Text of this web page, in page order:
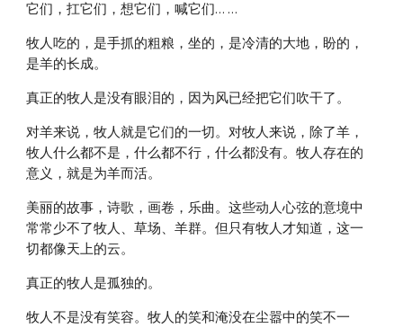
它们，扛它们，想它们，喊它们… …
牧人吃的，是手抓的粗粮，坐的，是冷清的大地，盼的，
是羊的长成。
真正的牧人是没有眼泪的，因为风已经把它们吹干了。
对羊来说，牧人就是它们的一切。对牧人来说，除了羊，
牧人什么都不是，什么都不行，什么都没有。牧人存在的
意义，就是为羊而活。
美丽的故事，诗歌，画卷，乐曲。这些动人心弦的意境中
常常少不了牧人、草场、羊群。但只有牧人才知道，这一
切都像天上的云。
真正的牧人是孤独的。
牧人不是没有笑容。牧人的笑和淹没在尘嚣中的笑不一